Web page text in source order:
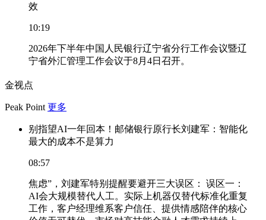
效
10:19
2026年下半年中国人民银行辽宁省分行工作会议暨辽
宁省外汇管理工作会议于8月4日召开。
金视点
Peak Point 更多
别指望AI一年回本！邮储银行原行长刘建军：智能化
最大的成本不是算力
08:57
焦虑”，刘建军特别提醒要避开三大误区： 误区一：
AI会大规模替代人工。实际上机器仅替代标准化重复
工作，客户经理维系客户信任、提供情感陪伴的核心